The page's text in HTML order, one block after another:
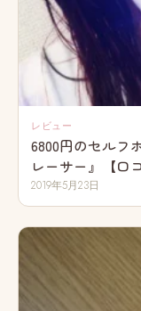
レビュー
6800円のセルフ
レーサー』【口
2019年5月23日